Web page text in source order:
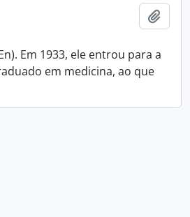
Em 1933, ele entrou para a
em medicina, ao que